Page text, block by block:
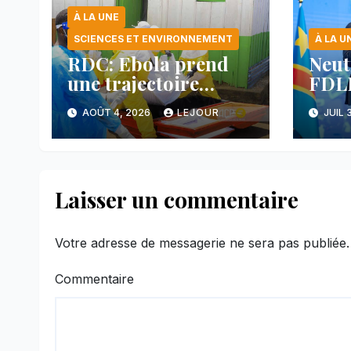
À LA UNE
SCIENCES ET ENVIRONNEMENT
RDC: Ebola prend
une trajectoire
inquiétante dans le
nord-est du pays
AOÛT 4, 2026 LEJOUR
À LA
JUIL
Laisser un commentaire
Votre adresse de messagerie ne sera pas publiée.
Commentaire